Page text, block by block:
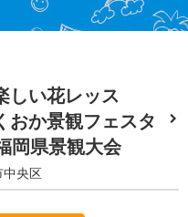
しい花レッス
か景観フェスタ
岡県景観大会
中央区